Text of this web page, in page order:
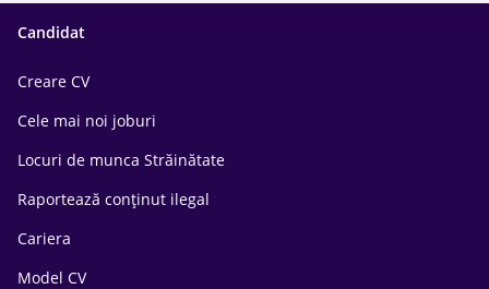
Candidat
Creare CV
Cele mai noi joburi
Locuri de munca Străinătate
Raportează conținut ilegal
Cariera
Model CV